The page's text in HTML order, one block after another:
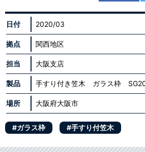
日付 2020/03
拠点 関西地区
担当 大阪支店
製品 手すり付き笠木 ガラス枠
場所 大阪府大阪市
#ガラス枠 #手すり付笠木